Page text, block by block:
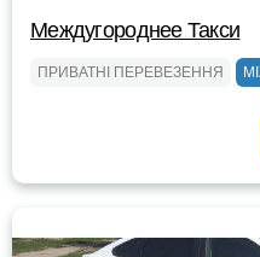
Междугороднee Такси
ПРИВАТНІ ПЕРЕВЕЗЕННЯ